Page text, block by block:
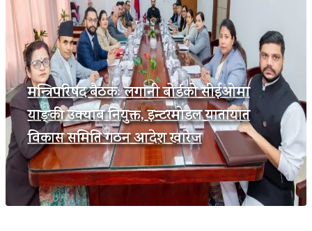
मन्त्रिपरिषद बैठकः लगानी बोर्डको सीईओमा
याङ्की उक्याब नियुक्त, इन्टरमोडल यातायात
विकास समिति गठन आदेश खारेज